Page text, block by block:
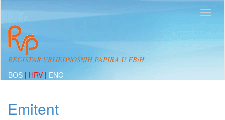
REGISTAR VRIJEDNOSNIH PAPIRA U FBiH
BOS | HRV | ENG
Emitent